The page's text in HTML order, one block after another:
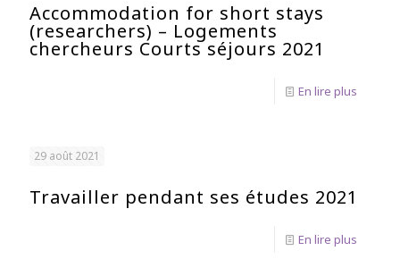
Accommodation for short stays
(researchers) – Logements
chercheurs Courts séjours 2021
En lire plus
29 août 2021
Travailler pendant ses études 2021
En lire plus